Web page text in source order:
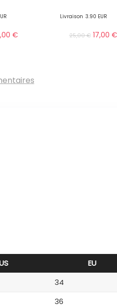
€
Livraison 3.90 EUR
25,00€ 17,00 €
EU
34
36